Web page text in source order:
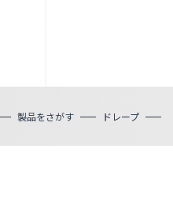
製品をさがす ドレープ